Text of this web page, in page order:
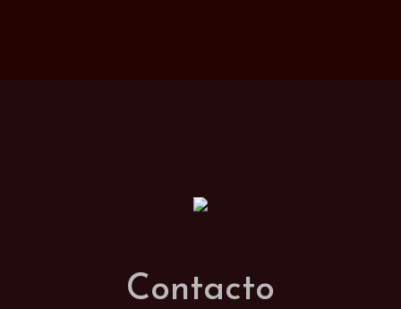
Contacto